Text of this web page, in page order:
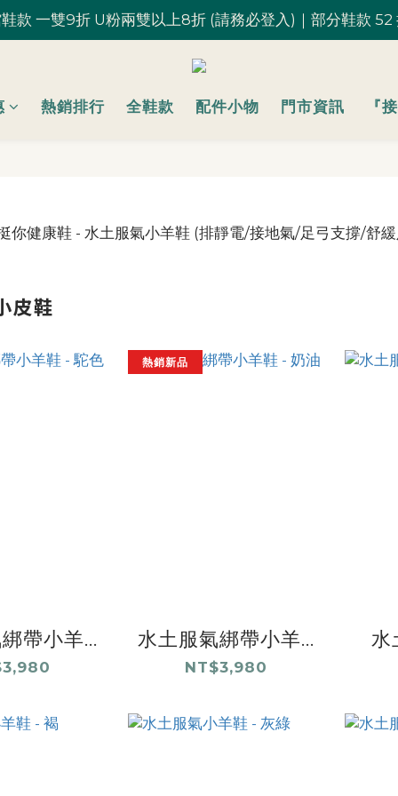
款 一雙9折 U粉兩雙以上8折 (請務必登入)｜部分鞋款 52
款 一雙9折 U粉兩雙以上8折 (請務必登入)｜部分鞋款 52
台灣滿 $1,700 享免運優惠
U粉就是你！加入會員 $200 購物金馬上用~
熱銷排行 全鞋款 配件小物 門市資訊 『
皮鞋
帶小羊...
熱銷新品
水土服氣綁帶小羊...
NT$3,980
水